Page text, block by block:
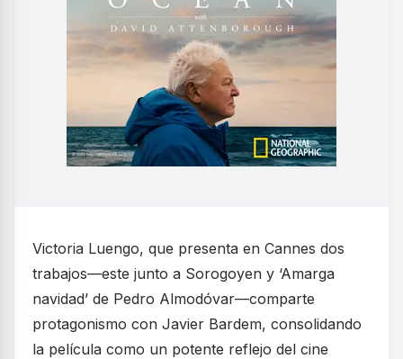
Victoria Luengo, que presenta en Cannes dos
trabajos—este junto a Sorogoyen y ‘Amarga
navidad’ de Pedro Almodóvar—comparte
protagonismo con Javier Bardem, consolidando
la película como un potente reflejo del cine